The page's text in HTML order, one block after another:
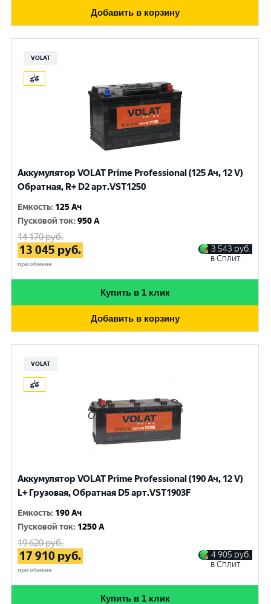
Добавить в корзину
VOLAT
Аккумулятор VOLAT Prime Professional (125 Ач, 12 V)
Обратная, R+ D2 арт.VST1250
Емкость: 125 Ач
Пусковой ток:950 A
14 170руб.
13 045 руб.
при обмене
3 543 руб.
в Сплит
Купить в 1 клик
Добавить в корзину
VOLAT
Аккумулятор VOLAT Prime Professional (190 Ач, 12 V)
L+ Грузовая, Обратная D5 арт.VST1903F
Емкость: 190 Ач
Пусковой ток: 1250 A
19 620руб.
17 910 руб.
при обмене
4 905 руб.
в Сплит
Купить в 1 клик